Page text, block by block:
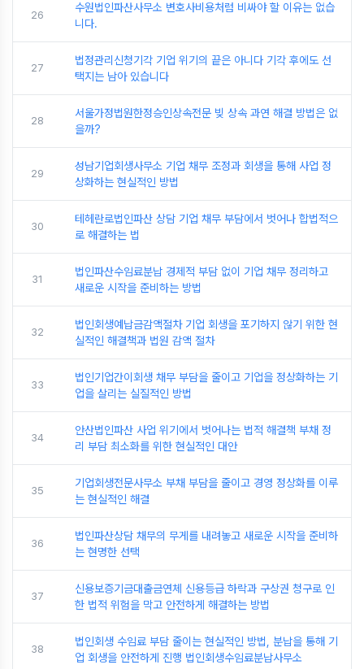
26
수원법인파산사무소 변호사비용처럼 비싸야 할 이유는 없습
니다.
27
법정관리신청기각 기업 위기의 끝은 아니다 기각 후에도 선
택지는 남아 있습니다
28
서울가정법원한정승인상속전문 빚 상속 과연 해결 방법은 없
을까?
29
성남기업회생사무소 기업 채무 조정과 회생을 통해 사업 정
상화하는 현실적인 방법
30
테헤란로법인파산 상담 기업 채무 부담에서 벗어나 합법적으
로 해결하는 법
31
법인파산수임료분납 경제적 부담 없이 기업 채무 정리하고
새로운 시작을 준비하는 방법
32
법인회생예납금감액절차 기업 회생을 포기하지 않기 위한 현
실적인 해결책과 법원 감액 절차
33
법인기업간이회생 채무 부담을 줄이고 기업을 정상화하는 기
업을 살리는 실질적인 방법
34
안산법인파산 사업 위기에서 벗어나는 법적 해결책 부채 정
리 부담 최소화를 위한 현실적인 대안
35
기업회생전문사무소 부채 부담을 줄이고 경영 정상화를 이루
는 현실적인 해결
36
법인파산상담 채무의 무게를 내려놓고 새로운 시작을 준비하
는 현명한 선택
37
신용보증기금대출금연체 신용등급 하락과 구상권 청구로 인
한 법적 위험을 막고 안전하게 해결하는 방법
38
법인회생 수임료 부담 줄이는 현실적인 방법, 분납을 통해 기
업 회생을 안전하게 진행 법인회생수임료분납사무소